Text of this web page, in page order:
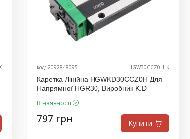
код: 2092848095 HGW30CCZ0H_K
Каретка Лінійна HGWKD30CCZ0H Для
Напрямної HGR30, Виробник K.D
В наявності
797 грн Купити